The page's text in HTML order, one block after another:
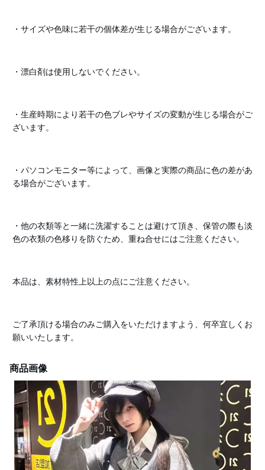
・サイズや色味に若干の個体差が生じる場合がございます。
・漂白剤は使用しないでください。
・生産時期により若干の色ブレやサイズの変動が生じる場合がご
ざいます。
・パソコンモニター等によって、画像と実際の商品に色の差があ
る場合がございます。
・他の衣類等と一緒に洗濯することは避けて頂き、保管の際も淡
色の衣類の色移りを防ぐため、重ね合せにはご注意ください。
本品は、素材特性上以上の点にご注意ください。
ご了承頂ける場合のみご購入をいただけますよう、何卒宜しくお
願いいたします。
商品画像